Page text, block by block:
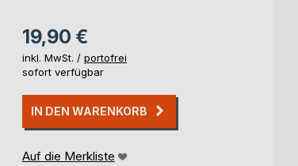
19,90 €
inkl. MwSt. / portofrei
sofort verfügbar
IN DEN WARENKORB
Auf die Merkliste